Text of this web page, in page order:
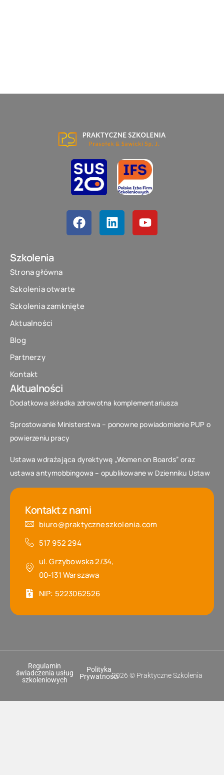
Szkolenia
Strona główna
Szkolenia otwarte
Szkolenia zamknięte
Aktualności
Blog
Partnerzy
Kontakt
Aktualności
Dodatkowa składka zdrowotna komplementariusza
Sprostowanie Ministerstwa – ponowne powiadomienie PUP o
powierzeniu pracy
Ustawa wdrażająca dyrektywę „Women on Boards” oraz
ustawa antymobbingowa – opublikowane w Dzienniku Ustaw
Kontakt z nami
biuro@praktyczneszkolenia.com
517 952 294‬
ul. Grzybowska 2/34,
00-131 Warszawa
NIP: 5223062526
2026 © Praktyczne Szkolenia
Regulamin
świadczenia usług
szkoleniowych
Polityka
Prywatności